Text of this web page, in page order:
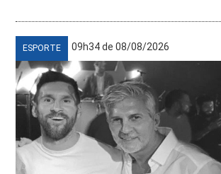
ESPORTE 09h34 de 08/08/2026